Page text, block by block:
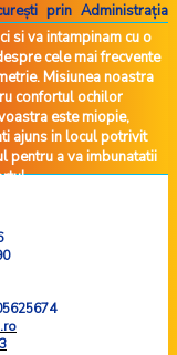
prin Administrația
si va intampinam cu o
cele mai frecvente
Misiunea noastra
confortul ochilor
este miopie,
ajuns in locul potrivit
pentru a va imbunatatii